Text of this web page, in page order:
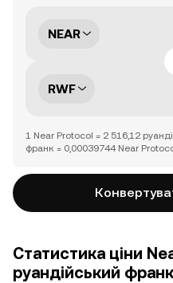
NEAR
RWF
1 Near Protocol = 2 516,12
франк = 0,00039744 Near
Статистика ціни
руандійський